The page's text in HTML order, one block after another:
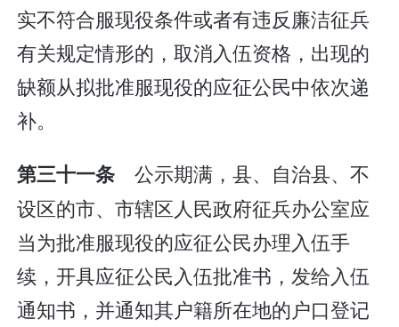
实不符合服现役条件或者有违反廉洁征兵
有关规定情形的，取消入伍资格，出现的
缺额从拟批准服现役的应征公民中依次递
补。
第三十一条 公示期满，县、自治县、不
设区的市、市辖区人民政府征兵办公室应
当为批准服现役的应征公民办理入伍手
续，开具应征公民入伍批准书，发给入伍
通知书，并通知其户籍所在地的户口登记